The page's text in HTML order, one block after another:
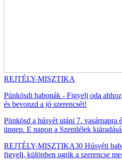
REJTÉLY-MISZTIKA
Pünkösdi babonák - Figyelj oda
és bevonzd a jó szerencsét!
Pünkösd a húsvét utáni 7. vasárnapra
ünnep. E napon a Szentlélek
REJTÉLY-MISZTIKA30 Húsvéti
figyelj, különben ugrik a szerencse